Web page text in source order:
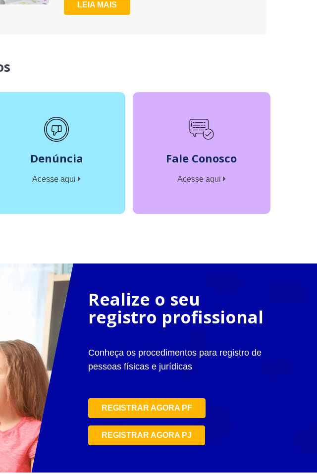
LEIA MAIS
Denúncia
Acesse aqui
Fale Conosco
Acesse aqui
Realize o seu
registro profissional
Conheça os procedimentos para registro de
pessoas físicas e jurídicas
REGISTRAR AGORA PF
REGISTRAR AGORA PJ